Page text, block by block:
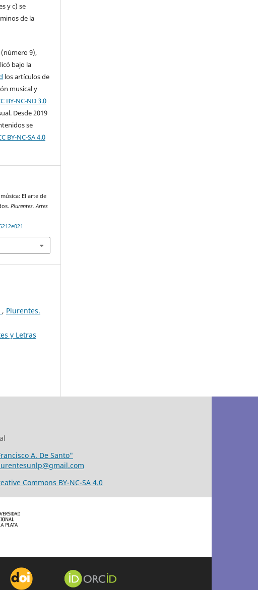
y c) se
de la
(número 9),
bajo la
los artículos de
musical y
BY-NC-ND 3.0
Desde 2019
se
BY-NC-SA 4.0
El arte de
Plurentes. Artes
, Plurentes.
y Letras
A. De Santo"
Commons BY-NC-SA 4.0